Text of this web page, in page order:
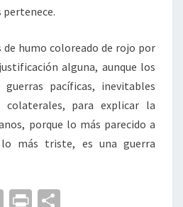
pertenece.
de humo coloreado de rojo por
alguna, aunque los
pacíficas, inevitables
colaterales, para explicar la
porque lo más parecido a
más triste, es una guerra
E
Pr